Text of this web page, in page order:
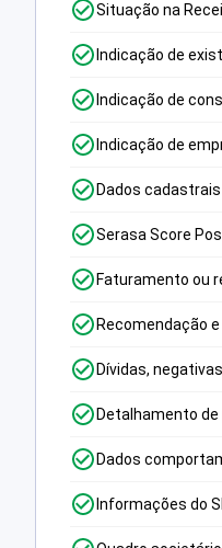
Situação na
Indicação de
Indicação de
Indicação de
Dados
Serasa Score
Faturamento ou
Recomendação
Dívidas,
Detalhamento
Dados
Informações do